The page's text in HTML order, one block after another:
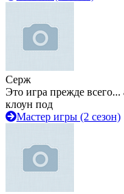
Серж
Это игра прежде
клоун под
Мастер игры (2 сезон)